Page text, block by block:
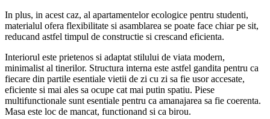
In plus, in acest caz, al apartamentelor ecologice pentru studenti,
materialul ofera flexibilitate si asamblarea se poate face chiar pe sit,
reducand astfel timpul de constructie si crescand eficienta.
Interiorul este prietenos si adaptat stilului de viata modern,
minimalist al tinerilor. Structura interna este astfel gandita pentru ca
fiecare din partile esentiale vietii de zi cu zi sa fie usor accesate,
eficiente si mai ales sa ocupe cat mai putin spatiu. Piese
multifunctionale sunt esentiale pentru ca amanajarea sa fie coerenta.
Masa este loc de mancat, functionand si ca birou.